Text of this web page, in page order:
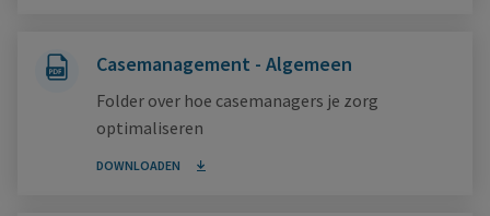
Casemanagement - Algemeen
Folder over hoe casemanagers je zorg
optimaliseren
DOWNLOADEN